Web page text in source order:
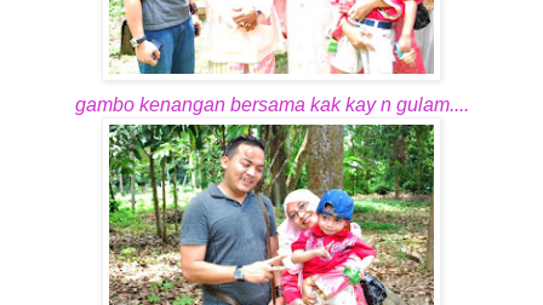
gambo kenangan bersama kak kay n gulam....